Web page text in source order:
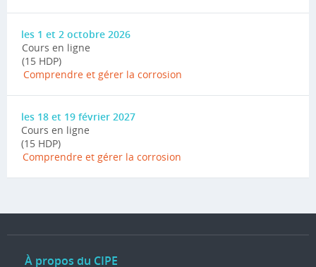
les 1 et 2 octobre 2026
Cours en ligne
(15 HDP)
Comprendre et gérer la corrosion
les 18 et 19 février 2027
Cours en ligne
(15 HDP)
Comprendre et gérer la corrosion
À propos du CIPE